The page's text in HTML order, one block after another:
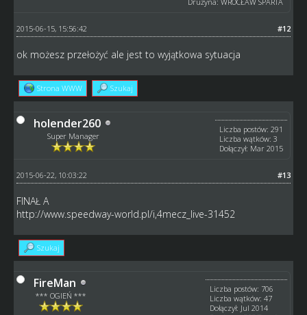
#12
2015-06-15, 15:56:42
ok możesz przełożyć ale jest to wyjątkowa sytuacja
Strona WWW Szukaj
holender260
Super Manager
Liczba postów: 291
Liczba wątków: 3
Dołączył: Mar 2015
#13
2015-06-22, 10:03:22
FINAŁ A
http://www.speedway-world.pl/i,4mecz_live-31452
Szukaj
FireMan
*** OGIEŃ ***
Liczba postów: 706
Liczba wątków: 47
Dołączył: Jul 2014